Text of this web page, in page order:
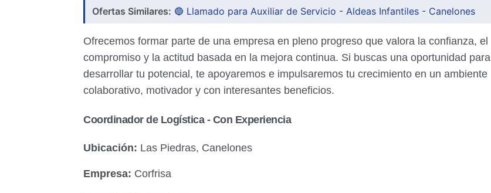
Ofertas Similares: 🔵 Llamado para Auxiliar de Servicio - Aldeas Infantiles - Canelones
Ofrecemos formar parte de una empresa en pleno progreso que valora la confianza, el
compromiso y la actitud basada en la mejora continua. Si buscas una oportunidad para
desarrollar tu potencial, te apoyaremos e impulsaremos tu crecimiento en un ambiente
colaborativo, motivador y con interesantes beneficios.
Coordinador de Logística - Con Experiencia
Ubicación: Las Piedras, Canelones
Empresa: Corfrisa